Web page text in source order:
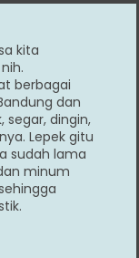
kita
berbagai
dan
segar, dingin,
Lepek gitu
sudah lama
minum